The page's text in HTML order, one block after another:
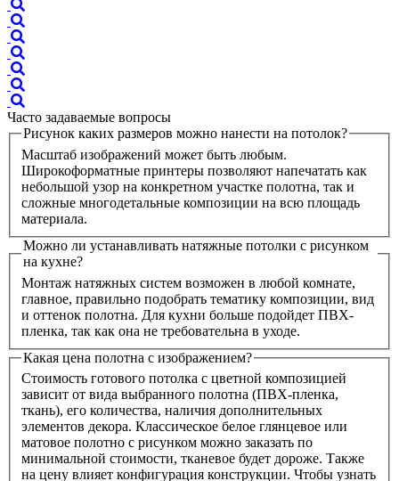
Часто задаваемые вопросы
Рисунок каких размеров можно нанести на потолок?
Масштаб изображений может быть любым.
Широкоформатные принтеры позволяют напечатать как
небольшой узор на конкретном участке полотна, так и
сложные многодетальные композиции на всю площадь
материала.
Можно ли устанавливать натяжные потолки с рисунком
на кухне?
Монтаж натяжных систем возможен в любой комнате,
главное, правильно подобрать тематику композиции, вид
и оттенок полотна. Для кухни больше подойдет ПВХ-
пленка, так как она не требовательна в уходе.
Какая цена полотна с изображением?
Стоимость готового потолка с цветной композицией
зависит от вида выбранного полотна (ПВХ-пленка,
ткань), его количества, наличия дополнительных
элементов декора. Классическое белое глянцевое или
матовое полотно с рисунком можно заказать по
минимальной стоимости, тканевое будет дороже. Также
на цену влияет конфигурация конструкции. Чтобы узнать